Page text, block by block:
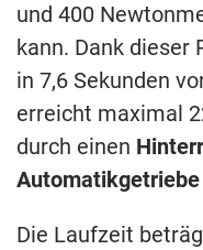
und 400
kann. Dank dieser
in 7,6 Sekunden
erreicht maximal
durch einen
Automatikgetriebe
Die Laufzeit